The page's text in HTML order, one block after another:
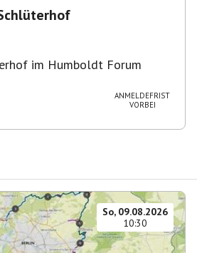
im Humboldt Forum
ANMELDEFRIST
VORBEI
So, 09.08.2026
10:30